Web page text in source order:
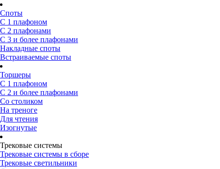
Споты
С 1 плафоном
С 2 плафонами
С 3 и более плафонами
Накладные споты
Встраиваемые споты
Торшеры
С 1 плафоном
С 2 и более плафонами
Со столиком
На треноге
Для чтения
Изогнутые
Трековые системы
Трековые системы в сборе
Трековые светильники